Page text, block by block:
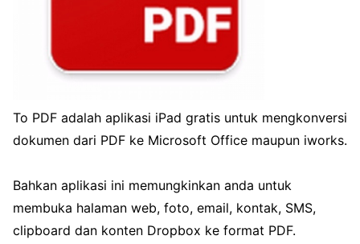
To PDF adalah aplikasi iPad gratis untuk mengkonversi
dokumen dari PDF ke Microsoft Office maupun iworks.
Bahkan aplikasi ini memungkinkan anda untuk
membuka halaman web, foto, email, kontak, SMS,
clipboard dan konten Dropbox ke format PDF.